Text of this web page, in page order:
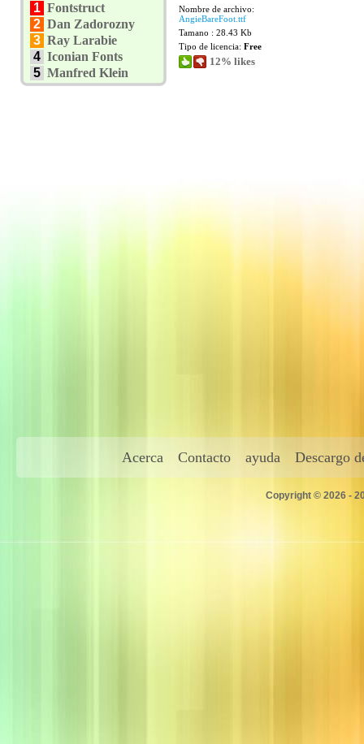
1 Fontstruct
2 Dan Zadorozny
3 Ray Larabie
4 Iconian Fonts
5 Manfred Klein
Nombre de archivo:
AngieBareFoot.ttf
Tamano : 28.43 Kb
Tipo de licencia: Free
12% likes
Acerca Contacto ayuda Descargo
Copyright © 2026 -